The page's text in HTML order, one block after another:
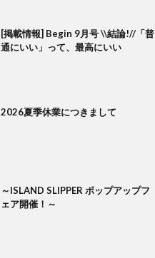
[掲載情報] Begin 9月号 \\結論!//「普
通にいい」って、最高にいい
2026夏季休業につきまして
～ISLAND SLIPPER ポップアップフ
ェア開催！～